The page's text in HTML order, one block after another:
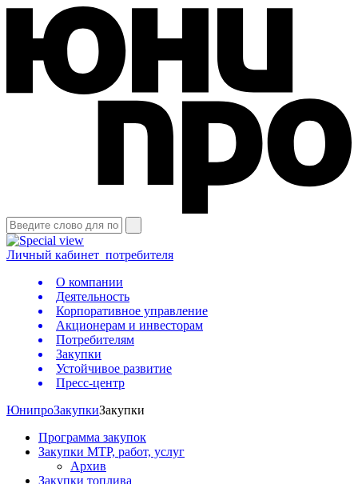
Личный кабинет потребителя
О компании
Деятельность
Корпоративное управление
Акционерам и инвесторам
Потребителям
Закупки
Устойчивое развитие
Пресс-центр
ЮнипроЗакупкиЗакупки
Программа закупок
Закупки МТР, работ, услуг
Архив
Закупки топлива